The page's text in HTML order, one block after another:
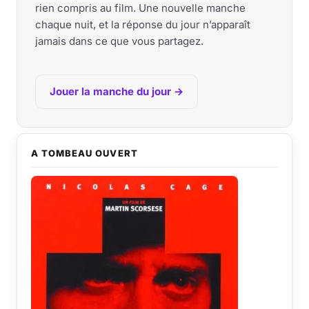
rien compris au film. Une nouvelle manche
chaque nuit, et la réponse du jour n’apparaît
jamais dans ce que vous partagez.
Jouer la manche du jour →
A TOMBEAU OUVERT